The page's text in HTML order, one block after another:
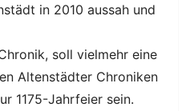
in 2010 aussah und
soll vielmehr eine
Altenstädter Chroniken
1175-Jahrfeier sein.